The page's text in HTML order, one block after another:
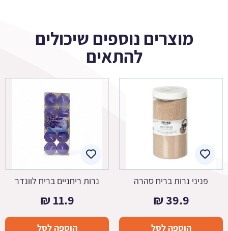
מוצרים נוספים שיכולים
להתאים
פניני נרות בריח סהרה
39.9
₪
הוספה לסל
נרות ריחניים בריח לוונדר
11.9
₪
הוספה לסל